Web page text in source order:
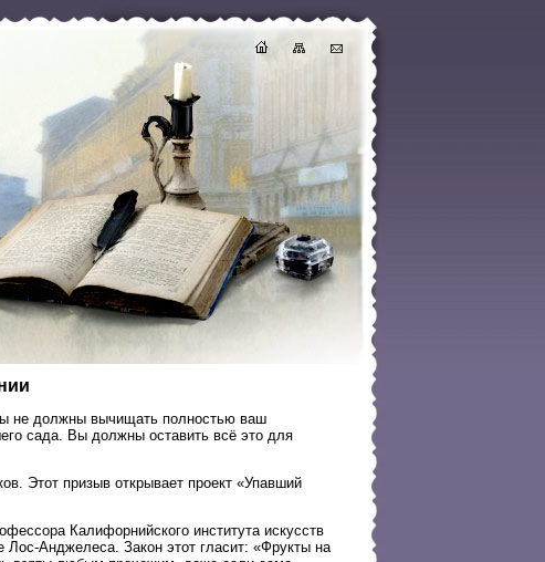
не должны вычищать полностью ваш
сада. Вы должны оставить всё это для
Этот призыв открывает проект «Упавший
Калифорнийского института искусств
Анджелеса. Закон этот гласит: «Фрукты на